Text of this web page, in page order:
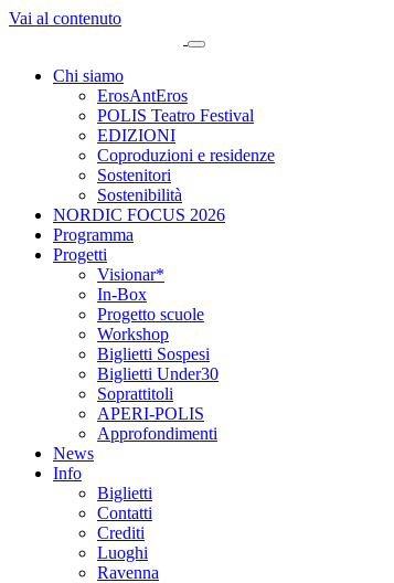
Vai al contenuto
Chi siamo
ErosAntEros
POLIS Teatro Festival
EDIZIONI
Coproduzioni e residenze
Sostenitori
Sostenibilità
NORDIC FOCUS 2026
Programma
Progetti
Visionar*
In-Box
Progetto scuole
Workshop
Biglietti Sospesi
Biglietti Under30
Soprattitoli
APERI-POLIS
Approfondimenti
News
Info
Biglietti
Contatti
Crediti
Luoghi
Ravenna